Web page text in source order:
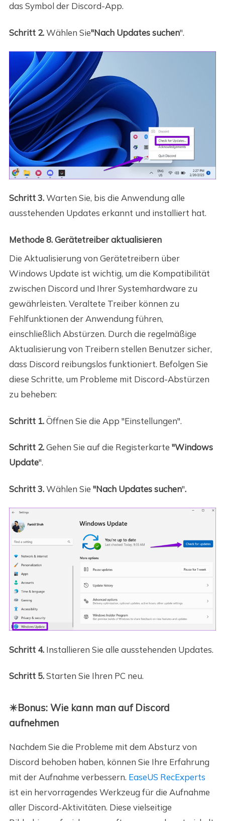
das Symbol der Discord-App.
Schritt 2.Wählen Sie"Nach Updates suchen".
Schritt 3.Warten Sie, bis die Anwendung alle
ausstehenden Updates erkannt und installiert hat.
Methode 8. Gerätetreiber aktualisieren
Die Aktualisierung von Gerätetreibern über
Windows Update ist wichtig, um die Kompatibilität
zwischen Discord und Ihrer Systemhardware zu
gewährleisten. Veraltete Treiber können zu
Fehlfunktionen der Anwendung führen,
einschließlich Abstürzen. Durch die regelmäßige
Aktualisierung von Treibern stellen Benutzer sicher,
dass Discord reibungslos funktioniert. Befolgen Sie
diese Schritte, um Probleme mit Discord-Abstürzen
zu beheben:
Schritt 1.Öffnen Sie die App "Einstellungen".
Schritt 2.Gehen Sie auf die Registerkarte "Windows
Update".
Schritt 3.Wählen Sie "Nach Updates suchen".
Schritt 4. Installieren Sie alle ausstehenden Updates.
Schritt 5.Starten Sie Ihren PC neu.
✴️Bonus: Wie kann man auf Discord
aufnehmen
Nachdem Sie die Probleme mit dem Absturz von
Discord behoben haben, können Sie Ihre Erfahrung
mit der Aufnahme verbessern. EaseUS RecExperts
ist ein hervorragendes Werkzeug für die Aufnahme
aller Discord-Aktivitäten. Diese vielseitige